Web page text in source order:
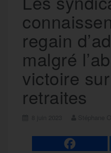
regain
malgré
victoire
retraites